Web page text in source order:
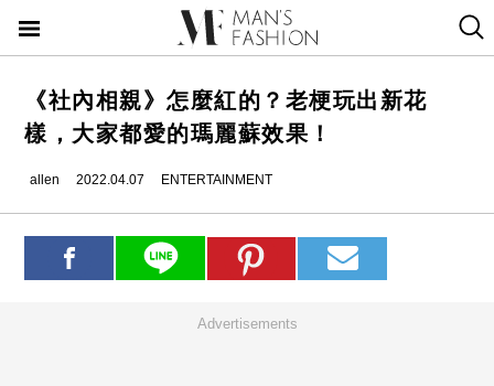
《社內相親》怎麼紅的？老梗玩出新花
樣，大家都愛的瑪麗蘇效果！
allen 2022.04.07 ENTERTAINMENT
Advertisements